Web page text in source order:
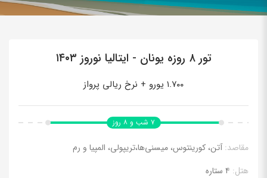
تور ۸ روزه یونان - ایتالیا نوروز ۱۴۰۳
۱.۷۰۰ یورو + نرخ ریالی پرواز
۷ شب و ۸ روز
مقاصد: آتن، کورینتوس، میسنی‌ها،تریپولی، المپیا و رم
هتل: ۴ ستاره